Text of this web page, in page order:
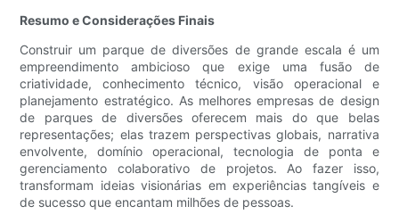
Resumo e Considerações Finais
Construir um parque de diversões de grande escala é um
empreendimento ambicioso que exige uma fusão de
criatividade, conhecimento técnico, visão operacional e
planejamento estratégico. As melhores empresas de design
de parques de diversões oferecem mais do que belas
representações; elas trazem perspectivas globais, narrativa
envolvente, domínio operacional, tecnologia de ponta e
gerenciamento colaborativo de projetos. Ao fazer isso,
transformam ideias visionárias em experiências tangíveis e
de sucesso que encantam milhões de pessoas.